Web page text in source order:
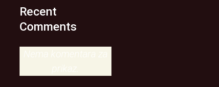
Recent
Comments
Nema komentara za
prikaz.